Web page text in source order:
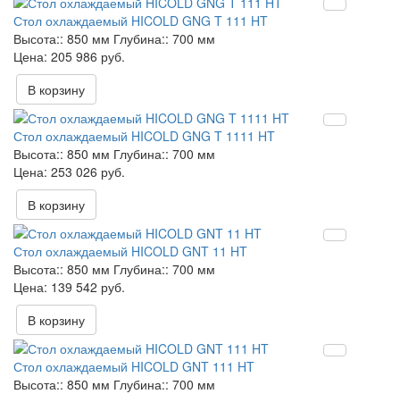
Стол охлаждаемый HICOLD GNG T 111 HT
Высота:: 850 мм Глубина:: 700 мм
205 986 руб.
В корзину
Стол охлаждаемый HICOLD GNG T 1111 HT
Высота:: 850 мм Глубина:: 700 мм
253 026 руб.
В корзину
Стол охлаждаемый HICOLD GNT 11 HT
Высота:: 850 мм Глубина:: 700 мм
139 542 руб.
В корзину
Стол охлаждаемый HICOLD GNT 111 HT
Высота:: 850 мм Глубина:: 700 мм